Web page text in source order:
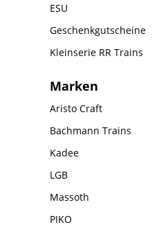
ESU
Geschenkgutscheine
Kleinserie RR Trains
Marken
Aristo Craft
Bachmann Trains
Kadee
LGB
Massoth
PIKO